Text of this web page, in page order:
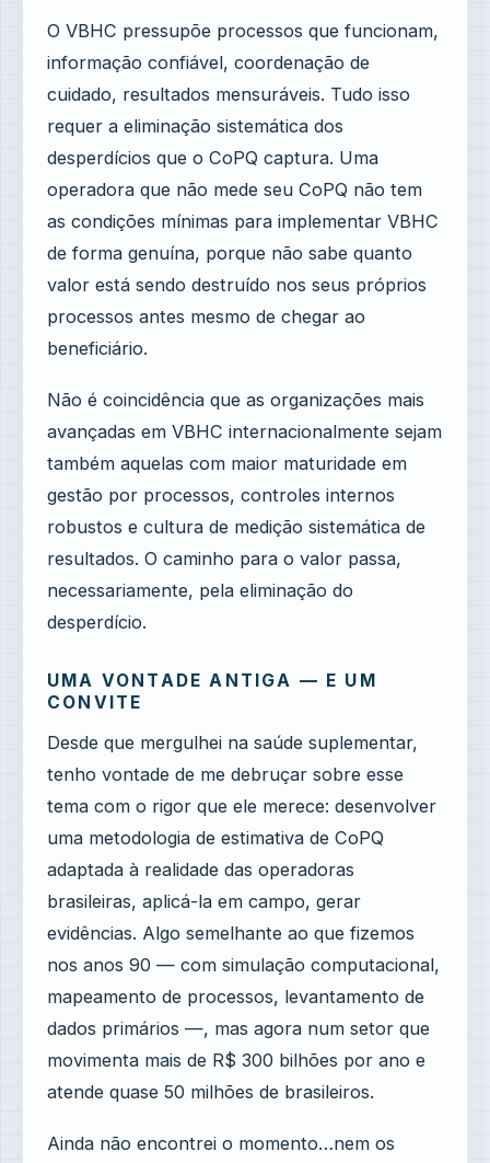
O VBHC pressupõe processos que funcionam,
informação confiável, coordenação de
cuidado, resultados mensuráveis. Tudo isso
requer a eliminação sistemática dos
desperdícios que o CoPQ captura. Uma
operadora que não mede seu CoPQ não tem
as condições mínimas para implementar VBHC
de forma genuína, porque não sabe quanto
valor está sendo destruído nos seus próprios
processos antes mesmo de chegar ao
beneficiário.
Não é coincidência que as organizações mais
avançadas em VBHC internacionalmente sejam
também aquelas com maior maturidade em
gestão por processos, controles internos
robustos e cultura de medição sistemática de
resultados. O caminho para o valor passa,
necessariamente, pela eliminação do
desperdício.
UMA VONTADE ANTIGA — E UM
CONVITE
Desde que mergulhei na saúde suplementar,
tenho vontade de me debruçar sobre esse
tema com o rigor que ele merece: desenvolver
uma metodologia de estimativa de CoPQ
adaptada à realidade das operadoras
brasileiras, aplicá-la em campo, gerar
evidências. Algo semelhante ao que fizemos
nos anos 90 — com simulação computacional,
mapeamento de processos, levantamento de
dados primários —, mas agora num setor que
movimenta mais de R$ 300 bilhões por ano e
atende quase 50 milhões de brasileiros.
Ainda não encontrei o momento…nem os